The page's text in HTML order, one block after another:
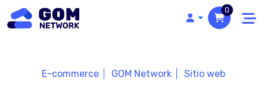
0
E-commerce GOM Network Sitio web